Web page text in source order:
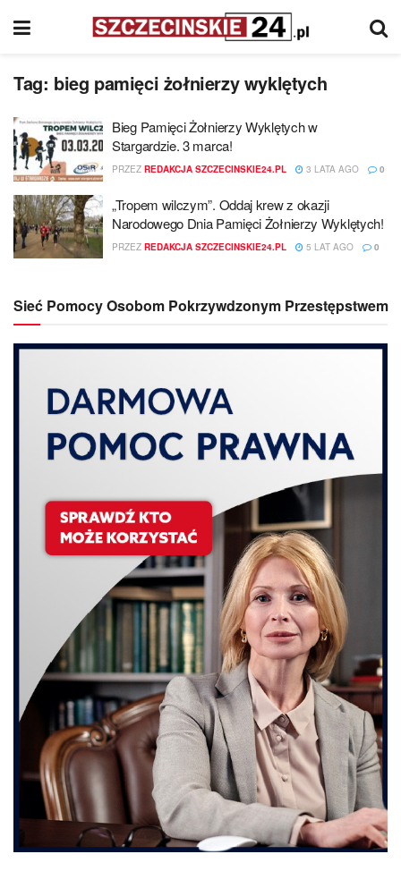
Tag: bieg pamięci żołnierzy wyklętych
Bieg Pamięci Żołnierzy Wyklętych w
Stargardzie. 3 marca!
PRZEZ REDAKCJA SZCZECINSKIE24.PL 3 LATA AGO 0
„Tropem wilczym”. Oddaj krew z okazji
Narodowego Dnia Pamięci Żołnierzy Wyklętych!
PRZEZ REDAKCJA SZCZECINSKIE24.PL 5 LAT AGO 0
Sieć Pomocy Osobom Pokrzywdzonym Przestępstwem